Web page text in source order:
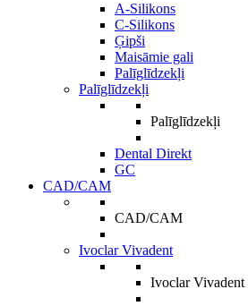
A-Silikons
C-Silikons
Ģipši
Maisāmie gali
Palīglīdzekļi
Palīglīdzekļi
Palīglīdzekļi
Dental Direkt
GC
CAD/CAM
CAD/CAM
Ivoclar Vivadent
Ivoclar Vivadent